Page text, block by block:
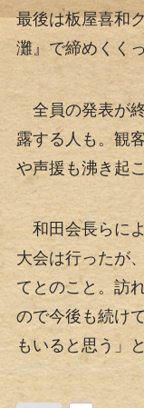
最後は板屋喜和
灘』で締めくくっ
全員の発表が
露する人も。観
や声援も沸き起
和田会長らに
大会は行ったが
てとのこと。訪
ので今後も続け
もいると思う」